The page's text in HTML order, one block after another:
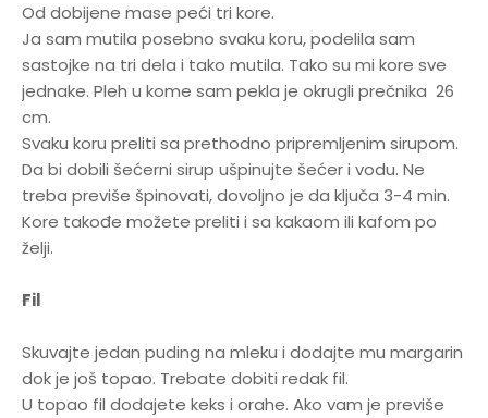
Od dobijene mase peći tri kore.
Ja sam mutila posebno svaku koru, podelila sam
sastojke na tri dela i tako mutila. Tako su mi kore sve
jednake. Pleh u kome sam pekla je okrugli prečnika 26
cm.
Svaku koru preliti sa prethodno pripremljenim sirupom.
Da bi dobili šećerni sirup ušpinujte šećer i vodu. Ne
treba previše špinovati, dovoljno je da ključa 3-4 min.
Kore takođe možete preliti i sa kakaom ili kafom po
želji.
Fil
Skuvajte jedan puding na mleku i dodajte mu margarin
dok je još topao. Trebate dobiti redak fil.
U topao fil dodajete keks i orahe. Ako vam je previše